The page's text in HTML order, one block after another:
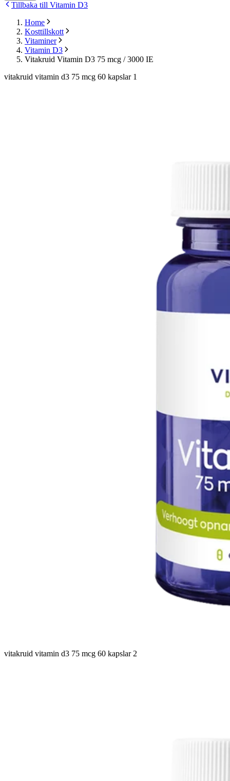
Tillbaka till Vitamin D3
Home
Kosttillskott
Vitaminer
Vitamin D3
Vitakruid Vitamin D3 75 mcg / 3000 IE
vitakruid vitamin d3 75 mcg 60 kapslar 1
vitakruid vitamin d3 75 mcg 60 kapslar 2